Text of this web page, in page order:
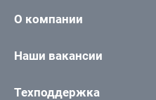
О компании
Наши вакансии
Техподдержка